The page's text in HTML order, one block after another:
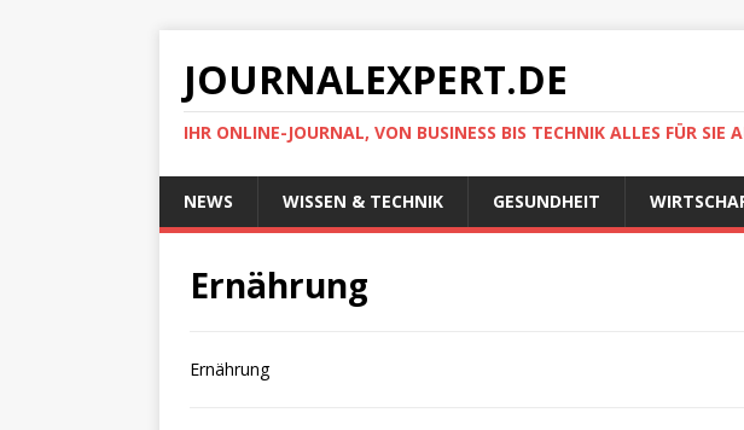
JOURNALEXPERT.DE
IHR ONLINE-JOURNAL, VON BUSINESS BIS TECHNIK ALLES FÜR SIE
NEWS WISSEN & TECHNIK GESUNDHEIT
Ernährung
Ernährung